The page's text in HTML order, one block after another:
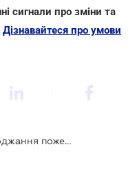
сигнали про зміни та
Дізнавайтеся про умови
Запроваджено штраф за перешкоджання пожежним перевіркам